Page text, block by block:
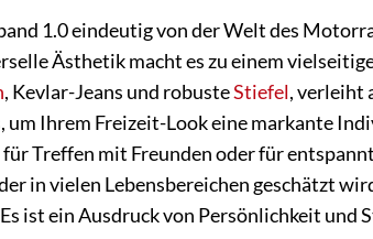
1.0 eindeutig von der Welt des
Ästhetik macht es zu einem
, Kevlar-Jeans und robusteStiefel, verleiht
um Ihrem Freizeit-Look eine markante
Treffen mit Freunden oder für
in vielen Lebensbereichen geschätzt
ist ein Ausdruck von Persönlichkeit und